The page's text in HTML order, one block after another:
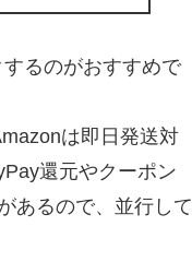
るのがおすすめで
は即日発送対
還元やクーポン
あるので、並行して